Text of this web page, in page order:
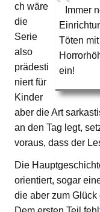
Immer
Töten
ein!
ch wäre
die
Serie
also
prädesti
niert für
Kinder
aber die Art
an den Tag legt,
voraus, dass der
Die
orientiert, sogar
die aber zum